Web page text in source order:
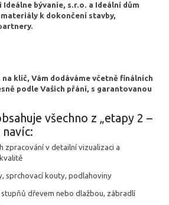
bývanie, s.r.o. a Ideální dům
k dokončení stavby,
klíč, Vám dodáváme včetně finálních
podle Vašich přání, s garantovanou
všechno z „etapy 2 –
zpracování v detailní vizualizaci a
sprchovací kouty, podlahoviny
dřevem nebo dlažbou, zábradlí